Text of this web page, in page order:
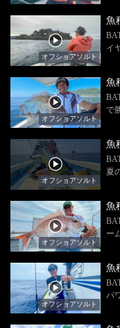
オフショアソルト
魚
イ
オフショアソルト
魚
で
オフショアソルト
魚
夏
オフショアソルト
魚
ー
オフショアソルト
魚
パ